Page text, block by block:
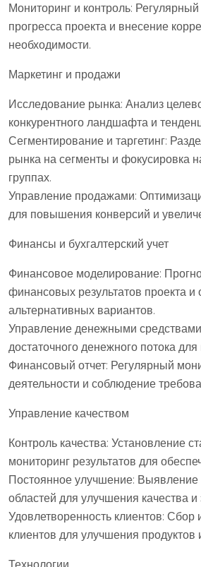
Мониторинг и контроль:
прогресса проекта и внесение
необходимости.
Маркетинг и продажи
Исследование рынка: Анализ
конкурентного ландшафта и
Сегментирование и таргетинг:
рынка на сегменты и фокусировка
группах.
Управление продажами:
для повышения конверсий и
Финансы и бухгалтерский учет
Финансовое моделирование:
финансовых результатов проекта и
альтернативных вариантов.
Управление денежными
достаточного денежного потока
Финансовый отчет: Регулярный
деятельности и соблюдение
Управление качеством
Контроль качества: Установление
мониторинг результатов для
Постоянное улучшение: Выявление
областей для улучшения качества
Удовлетворенность клиентов: Сбор
клиентов для улучшения продуктов
Технологии